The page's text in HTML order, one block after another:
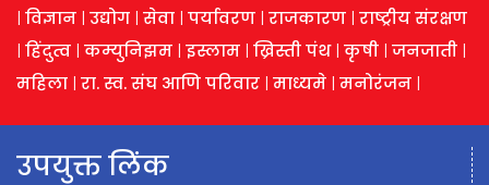
| विज्ञान | उद्योग | सेवा | पर्यावरण | राजकारण | राष्ट्रीय संरक्षण
| हिंदुत्व | कम्युनिझम | इस्लाम | ख्रिस्ती पंथ| कृषी | जनजाती |
महिला | रा. स्व. संघ आणि परिवार | माध्यमे | मनोरंजन |
उपयुक्त लिंक